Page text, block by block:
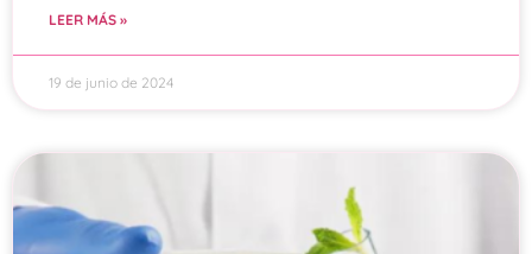
LEER MÁS »
19 de junio de 2024